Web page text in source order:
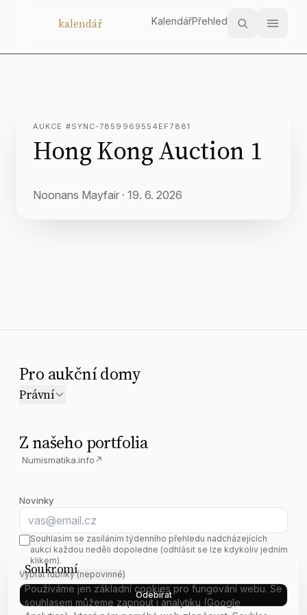
Soukromí
Používáme jen základní cookies pro fungování webu. Se
souhlasem můžeme zapnout i analytiku (Google
kalendář KalendářPřehled
AUKCE #SYNC-7859969554EF7881
Hong Kong Auction 1
Noonans Mayfair · 19. 6. 2026
Pro aukční domy
Právní
Z našeho portfolia
Numismatika.info ↗
Novinky
E-mail
Souhlasím se zasíláním týdenního přehledu nadcházejících
aukcí každou neděli dopoledne (odhlásit se lze kdykoliv jedním
klikem).
Vybrat rubriky (nepovinné)
Odebírat